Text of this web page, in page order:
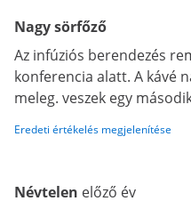
Nagy sörfőző
Az infúziós berendezés
konferencia alatt. A kávé
meleg. veszek egy
Eredeti értékelés megjelenítése
Névtelen előző év